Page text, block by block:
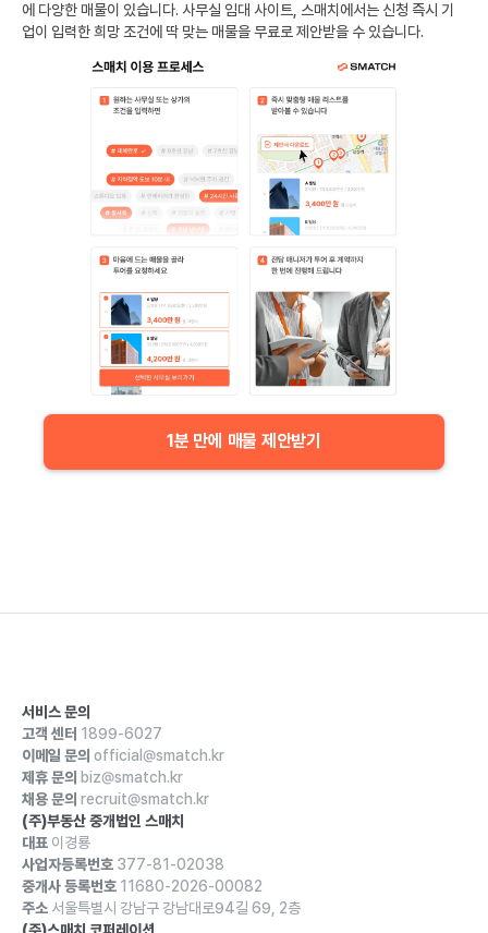
에 다양한 매물이 있습니다. 사무실 임대 사이트, 스매치에서는 신청 즉시 기
업이 입력한 희망 조건에 딱 맞는 매물을 무료로 제안받을 수 있습니다.
1분 만에 매물 제안받기
서비스 문의
고객 센터 1899-6027
이메일 문의 official@smatch.kr
제휴 문의 biz@smatch.kr
채용 문의 recruit@smatch.kr
(주)부동산 중개법인 스매치
대표 이경룡
사업자등록번호 377-81-02038
중개사 등록번호 11680-2026-00082
주소 서울특별시 강남구 강남대로94길 69, 2층
(주)스매치 코퍼레이션